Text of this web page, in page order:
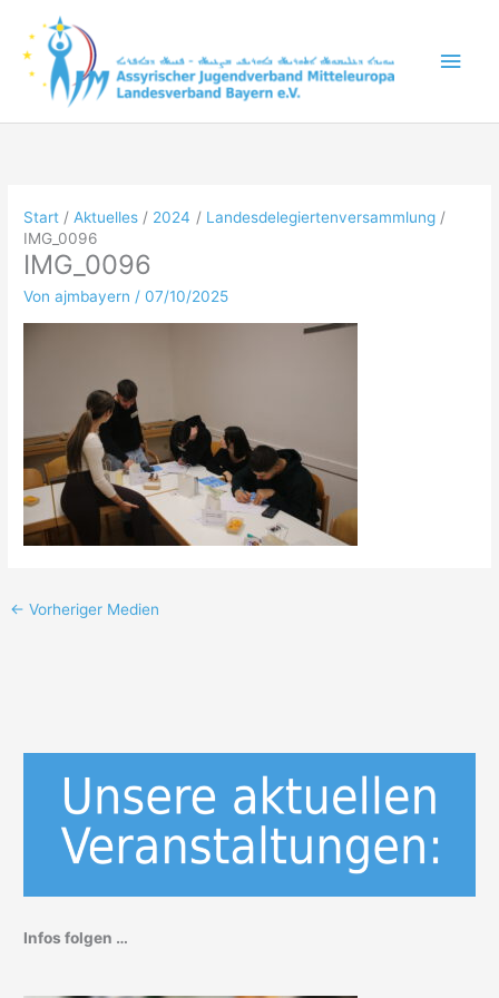
Inhalt
springen
Start Aktuelles 2024
Landesdelegiertenversammlung
IMG_0096
IMG_0096
Vonajmbayern/07/10/2025
← Vorheriger Medien
Infos folgen …